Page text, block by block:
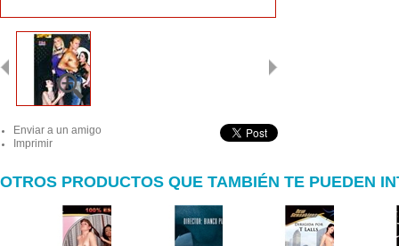
Enviar a un amigo
Imprimir
OTROS PRODUCTOS QUE TAMBIÉN TE PUEDEN